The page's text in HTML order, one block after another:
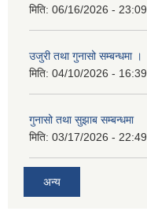
मिति: 06/16/2026 - 23:09
उजुरी तथा गुनासो सम्बन्धमा ।
मिति: 04/10/2026 - 16:39
गुनासो तथा सुझाब सम्बन्धमा
मिति: 03/17/2026 - 22:49
अन्य